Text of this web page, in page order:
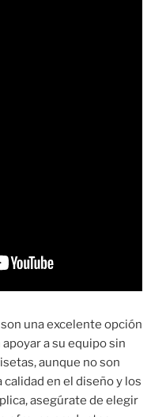
son una excelente opción
a su equipo sin
aunque no son
en el diseño y los
asegúrate de elegir